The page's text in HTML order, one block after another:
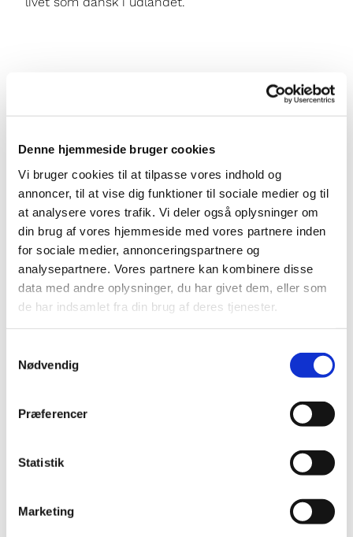
Denne hjemmeside bruger cookies
Vi bruger cookies til at tilpasse vores indhold og
annoncer, til at vise dig funktioner til sociale medier og til
at analysere vores trafik. Vi deler også oplysninger om
din brug af vores hjemmeside med vores partnere inden
for sociale medier, annonceringspartnere og
analysepartnere. Vores partnere kan kombinere disse
data med andre oplysninger, du har givet dem, eller som
de har indsamlet fra din brug af deres tjenester.
Nødvendig
Præferencer
Statistik
Marketing
lide...